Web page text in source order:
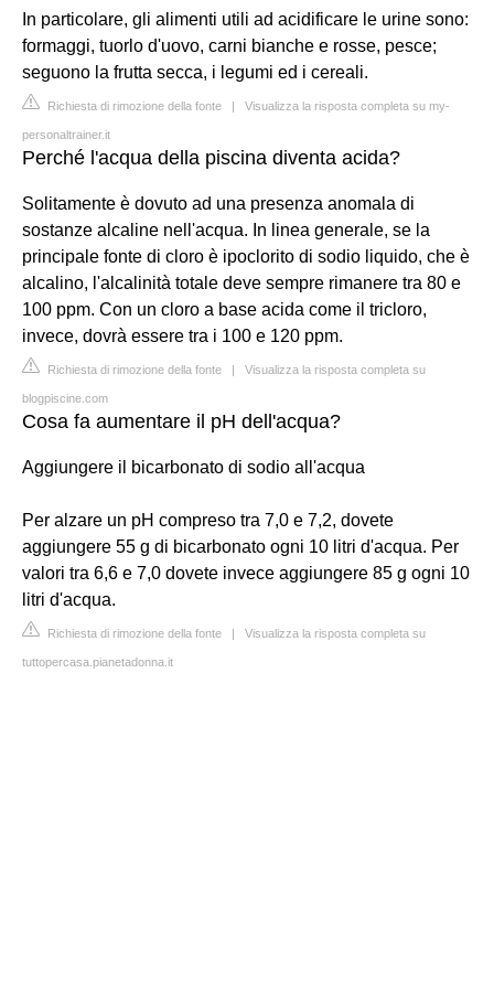
In particolare, gli alimenti utili ad acidificare le urine sono:
formaggi, tuorlo d'uovo, carni bianche e rosse, pesce;
seguono la frutta secca, i legumi ed i cereali.
Richiesta di rimozione della fonte | Visualizza la risposta completa su my-
personaltrainer.it
Perché l'acqua della piscina diventa acida?
Solitamente è dovuto ad una presenza anomala di
sostanze alcaline nell'acqua. In linea generale, se la
principale fonte di cloro è ipoclorito di sodio liquido, che è
alcalino, l'alcalinità totale deve sempre rimanere tra 80 e
100 ppm. Con un cloro a base acida come il tricloro,
invece, dovrà essere tra i 100 e 120 ppm.
Richiesta di rimozione della fonte | Visualizza la risposta completa su
blogpiscine.com
Cosa fa aumentare il pH dell'acqua?
Aggiungere il bicarbonato di sodio all'acqua
Per alzare un pH compreso tra 7,0 e 7,2, dovete
aggiungere 55 g di bicarbonato ogni 10 litri d'acqua. Per
valori tra 6,6 e 7,0 dovete invece aggiungere 85 g ogni 10
litri d'acqua.
Richiesta di rimozione della fonte | Visualizza la risposta completa su
tuttopercasa.pianetadonna.it